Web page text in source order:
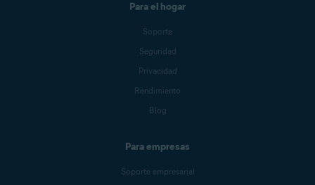
Para el hogar
Soporte
Seguridad
Privacidad
Rendimiento
Blog
Para empresas
Soporte empresarial